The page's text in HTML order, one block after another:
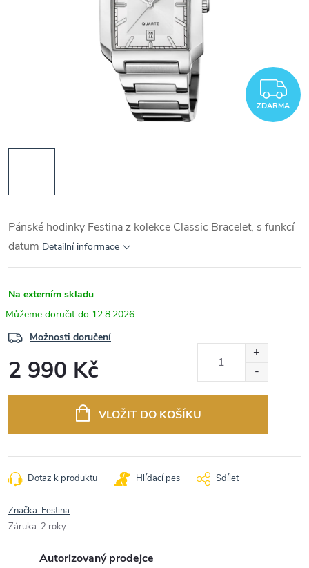
ZDARMA
Pánské hodinky Festina z kolekce Classic Bracelet, s funkcí
datum Detailní informace
Na externím skladu
12.8.2026
Možnosti doručení
2 990 Kč
VLOŽIT DO KOŠÍKU
Dotaz k produktu Hlídací pes Sdílet
Značka: Festina
Záruka: 2 roky
Autorizovaný prodejce